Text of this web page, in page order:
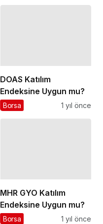
DOAS Katılım
Endeksine Uygun mu?
Borsa 1 yıl önce
MHR GYO Katılım
Endeksine Uygun mu?
Borsa 1 yıl önce